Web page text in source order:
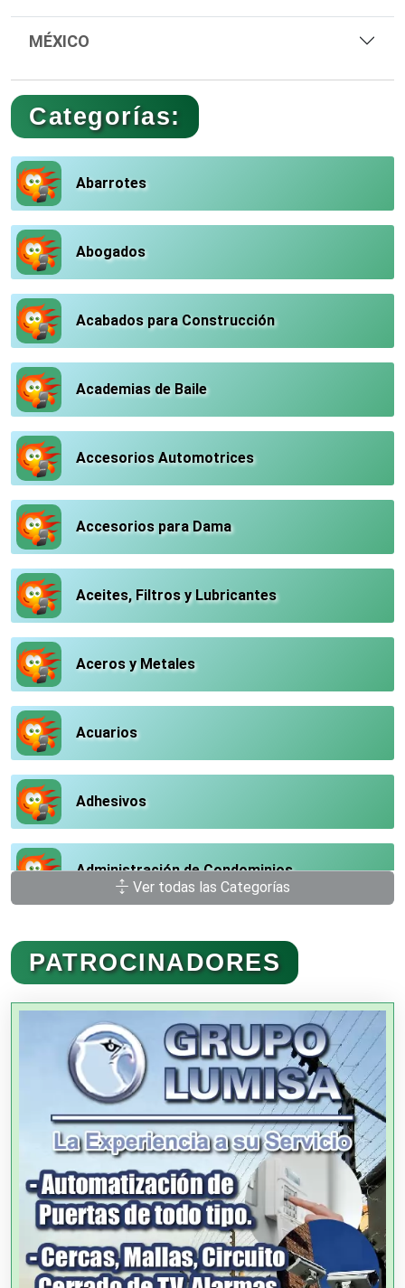
MÉXICO
Categorías:
Abarrotes
Abogados
Acabados para Construcción
Academias de Baile
Accesorios Automotrices
Accesorios para Dama
Aceites, Filtros y Lubricantes
Aceros y Metales
Acuarios
Adhesivos
Administración de Condominios
Administración de Empresas
Agencias Aduanales
Agencias de Autos
Agencias de Cobranza
Agencias de Colocación
Agencias de Modelos
Ver todas las Categorías
PATROCINADORES